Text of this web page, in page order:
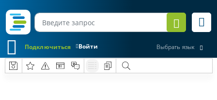
Войти
Подключиться Выбрать язык